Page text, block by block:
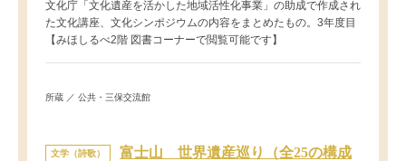
文化庁「文化遺産を活かした地域活性化事業」の助成で作成され
た文化講座、文化シンポジウムの内容をまとめたもの。3年度目
【みほしるべ2階 図書コーナーで閲覧可能です】
所蔵 ／ 公共・三保交流館
文学（詩歌）
富士山 世界遺産巡り（全25の構成